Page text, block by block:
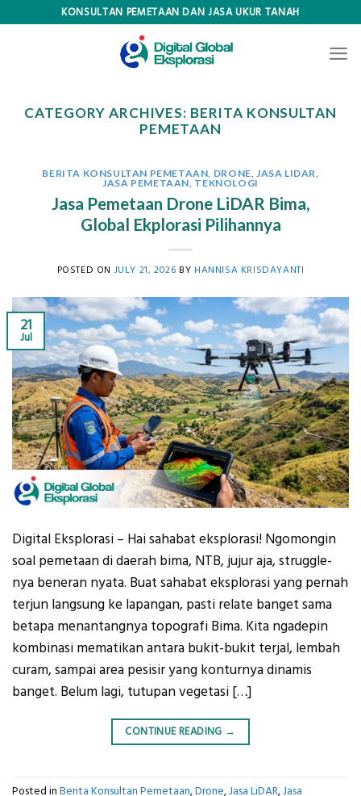
KONSULTAN PEMETAAN DAN JASA UKUR TANAH
CATEGORY ARCHIVES: BERITA KONSULTAN
PEMETAAN
BERITA KONSULTAN PEMETAAN DRONE JASA LIDAR
JASA PEMETAAN TEKNOLOGI
Jasa Pemetaan Drone LiDAR Bima,
Global Ekplorasi Pilihannya
POSTED ON JULY 21, 2026 BY HANNISA KRISDAYANTI
21
Jul
Digital Eksplorasi – Hai sahabat eksplorasi! Ngomongin
soal pemetaan di daerah bima, NTB, jujur aja, struggle-
nya beneran nyata. Buat sahabat eksplorasi yang pernah
terjun langsung ke lapangan, pasti relate banget sama
betapa menantangnya topografi Bima. Kita ngadepin
kombinasi mematikan antara bukit-bukit terjal, lembah
curam, sampai area pesisir yang konturnya dinamis
banget. Belum lagi, tutupan vegetasi […]
CONTINUE READING →
Posted in Berita Konsultan Pemetaan,Drone,Jasa LiDAR,Jasa